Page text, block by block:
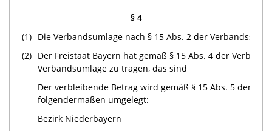
§ 4
(1) Die Verbandsumlage nach § 15 Abs. 2 der
(2) Der Freistaat Bayern hat gemäß § 15 Abs. 4 der
Verbandsumlage zu tragen, das sind
Der verbleibende Betrag wird gemäß § 15 Abs. 5 der
folgendermaßen umgelegt:
Bezirk Niederbayern